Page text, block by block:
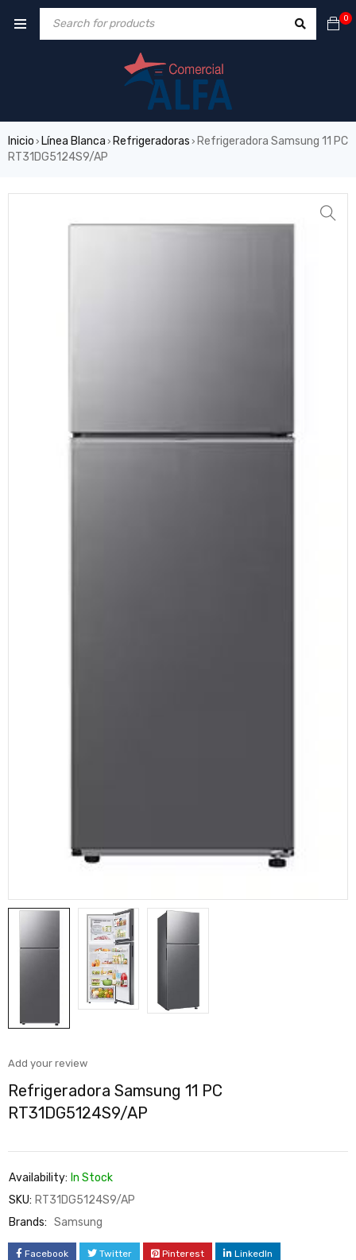
0
Inicio › Línea Blanca › Refrigeradoras › Refrigeradora Samsung 11 PC
RT31DG5124S9/AP
Add your review
Refrigeradora Samsung 11 PC
RT31DG5124S9/AP
Availability: In Stock
SKU: RT31DG5124S9/AP
Brands: Samsung
Facebook Twitter Pinterest LinkedIn